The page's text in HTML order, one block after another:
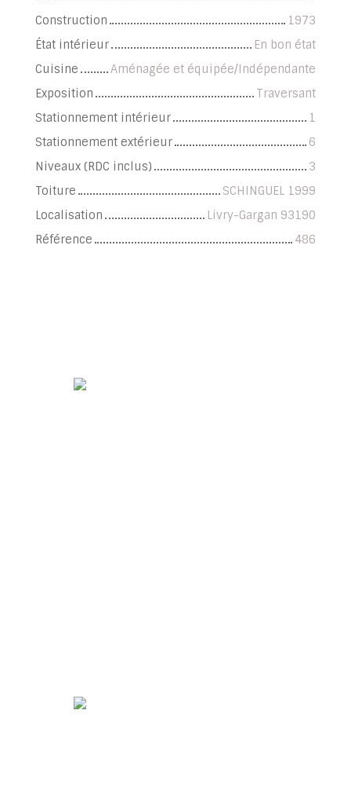
Construction
1973
État intérieur
En bon état
Cuisine
Aménagée et équipée/Indépendante
Exposition
Traversant
Stationnement intérieur
1
Stationnement extérieur
6
Niveaux (RDC inclus)
3
Toiture
SCHINGUEL 1999
Localisation
Livry-Gargan 93190
Référence
486